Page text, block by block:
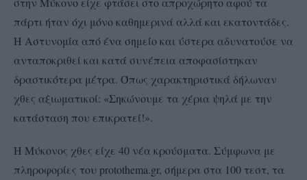
πάρτι ήταν όχι μόνο καθημερινά αλλά και εκατοντάδες.
Η Αστυνομία από ένα σημείο και ύστερα αδυνατούσε να
ανταποκριθεί και κατά συνέπεια αποφασίστηκαν
δραστικότερα μέτρα. Όπως χαρακτηριστικά δήλωναν
χθες αξιωματικοί: «Σηκώνουμε τα χέρια ψηλά με την
κατάσταση που επικρατεί!».
Η Μύκονος χθες είχε 40 νέα κρούσματα. Σύμφωνα με
πληροφορίες του protothema.gr, σήμερα στα 100 τεστ, τα